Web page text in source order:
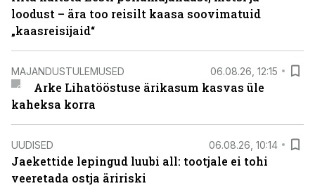
loodust – ära too reisilt kaasa soovimatuid
„kaasreisijaid“
MAJANDUSTULEMUSED 06.08.26, 12:15
Arke Lihatööstuse ärikasum kasvas üle
kaheksa korra
UUDISED 06.08.26, 10:14
Jaekettide lepingud luubi all: tootjale ei tohi
veeretada ostja äririski